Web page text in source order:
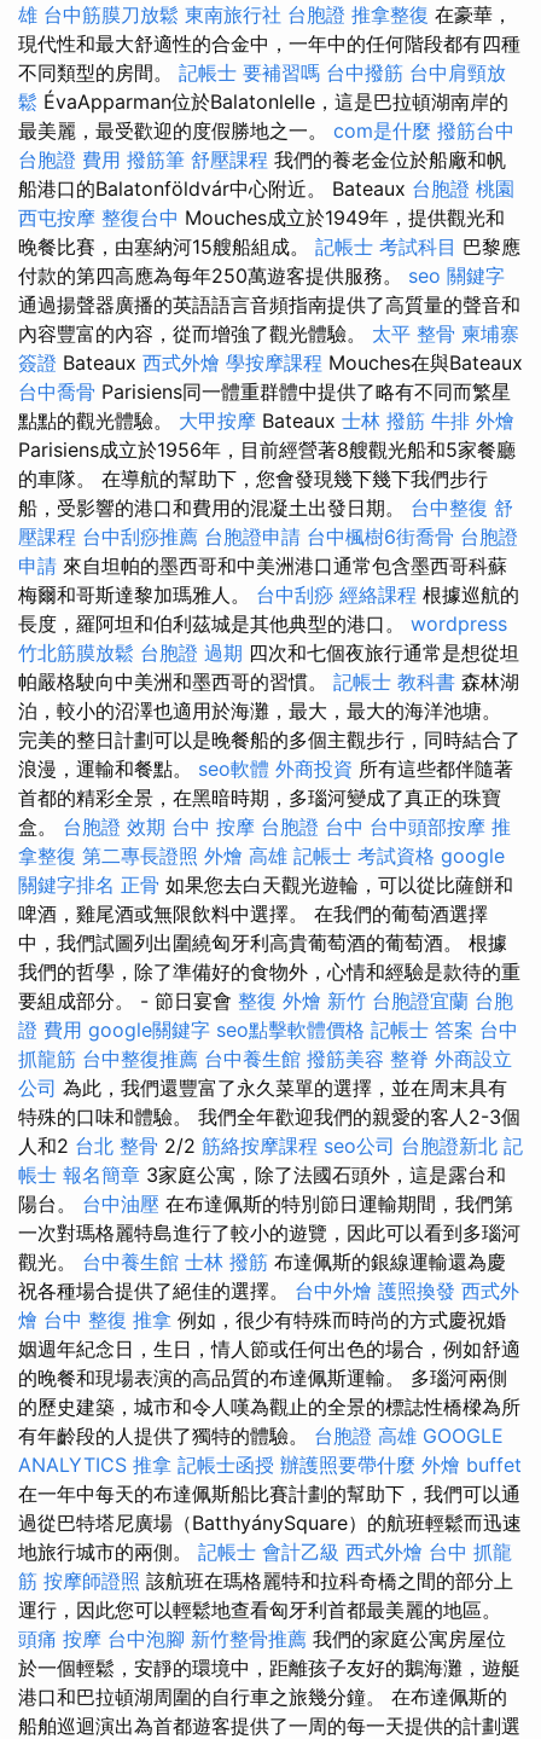
雄 台中筋膜刀放鬆 東南旅行社 台胞證 推拿整復 在豪華，
現代性和最大舒適性的合金中，一年中的任何階段都有四種
不同類型的房間。 記帳士 要補習嗎 台中撥筋 台中肩頸放
鬆 ÉvaApparman位於Balatonlelle，這是巴拉頓湖南岸的
最美麗，最受歡迎的度假勝地之一。 com是什麼 撥筋台中
台胞證 費用 撥筋筆 舒壓課程 我們的養老金位於船廠和帆
船港口的Balatonföldvár中心附近。 Bateaux 台胞證 桃園
西屯按摩 整復台中 Mouches成立於1949年，提供觀光和
晚餐比賽，由塞納河15艘船組成。 記帳士 考試科目 巴黎應
付款的第四高應為每年250萬遊客提供服務。 seo 關鍵字
通過揚聲器廣播的英語語言音頻指南提供了高質量的聲音和
內容豐富的內容，從而增強了觀光體驗。 太平 整骨 柬埔寨
簽證 Bateaux 西式外燴 學按摩課程 Mouches在與Bateaux
台中喬骨 Parisiens同一體重群體中提供了略有不同而繁星
點點的觀光體驗。 大甲按摩 Bateaux 士林 撥筋 牛排 外燴
Parisiens成立於1956年，目前經營著8艘觀光船和5家餐廳
的車隊。 在導航的幫助下，您會發現幾下幾下我們步行
船，受影響的港口和費用的混凝土出發日期。 台中整復 舒
壓課程 台中刮痧推薦 台胞證申請 台中楓樹6街喬骨 台胞證
申請 來自坦帕的墨西哥和中美洲港口通常包含墨西哥科蘇
梅爾和哥斯達黎加瑪雅人。 台中刮痧 經絡課程 根據巡航的
長度，羅阿坦和伯利茲城是其他典型的港口。 wordpress
竹北筋膜放鬆 台胞證 過期 四次和七個夜旅行通常是想從坦
帕嚴格駛向中美洲和墨西哥的習慣。 記帳士 教科書 森林湖
泊，較小的沼澤也適用於海灘，最大，最大的海洋池塘。
完美的整日計劃可以是晚餐船的多個主觀步行，同時結合了
浪漫，運輸和餐點。 seo軟體 外商投資 所有這些都伴隨著
首都的精彩全景，在黑暗時期，多瑙河變成了真正的珠寶
盒。 台胞證 效期 台中 按摩 台胞證 台中 台中頭部按摩 推
拿整復 第二專長證照 外燴 高雄 記帳士 考試資格 google
關鍵字排名 正骨 如果您去白天觀光遊輪，可以從比薩餅和
啤酒，雞尾酒或無限飲料中選擇。 在我們的葡萄酒選擇
中，我們試圖列出圍繞匈牙利高貴葡萄酒的葡萄酒。 根據
我們的哲學，除了準備好的食物外，心情和經驗是款待的重
要組成部分。 - 節日宴會 整復 外燴 新竹 台胞證宜蘭 台胞
證 費用 google關鍵字 seo點擊軟體價格 記帳士 答案 台中
抓龍筋 台中整復推薦 台中養生館 撥筋美容 整脊 外商設立
公司 為此，我們還豐富了永久菜單的選擇，並在周末具有
特殊的口味和體驗。 我們全年歡迎我們的親愛的客人2-3個
人和2 台北 整骨 2/2 筋絡按摩課程 seo公司 台胞證新北 記
帳士 報名簡章 3家庭公寓，除了法國石頭外，這是露台和
陽台。 台中油壓 在布達佩斯的特別節日運輸期間，我們第
一次對瑪格麗特島進行了較小的遊覽，因此可以看到多瑙河
觀光。 台中養生館 士林 撥筋 布達佩斯的銀線運輸還為慶
祝各種場合提供了絕佳的選擇。 台中外燴 護照換發 西式外
燴 台中 整復 推拿 例如，很少有特殊而時尚的方式慶祝婚
姻週年紀念日，生日，情人節或任何出色的場合，例如舒適
的晚餐和現場表演的高品質的布達佩斯運輸。 多瑙河兩側
的歷史建築，城市和令人嘆為觀止的全景的標誌性橋樑為所
有年齡段的人提供了獨特的體驗。 台胞證 高雄 GOOGLE
ANALYTICS 推拿 記帳士函授 辦護照要帶什麼 外燴 buffet
在一年中每天的布達佩斯船比賽計劃的幫助下，我們可以通
過從巴特塔尼廣場（BatthyánySquare）的航班輕鬆而迅速
地旅行城市的兩側。 記帳士 會計乙級 西式外燴 台中 抓龍
筋 按摩師證照 該航班在瑪格麗特和拉科奇橋之間的部分上
運行，因此您可以輕鬆地查看匈牙利首都最美麗的地區。
頭痛 按摩 台中泡腳 新竹整骨推薦 我們的家庭公寓房屋位
於一個輕鬆，安靜的環境中，距離孩子友好的鵝海灘，遊艇
港口和巴拉頓湖周圍的自行車之旅幾分鐘。 在布達佩斯的
船舶巡迴演出為首都遊客提供了一周的每一天提供的計劃選